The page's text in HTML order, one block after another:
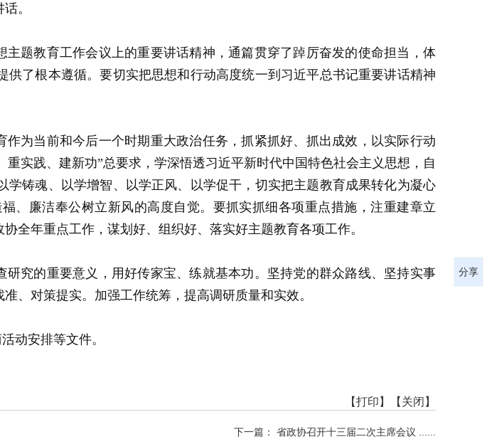
。
题教育工作会议上的重要讲话精神，通篇贯穿了踔厉奋发的使命担当，体
了根本遵循。要切实把思想和行动高度统一到习近平总书记重要讲话精神
为当前和今后一个时期重大政治任务，抓紧抓好、抓出成效，以实际行动
实践、建新功”总要求，学深悟透习近平新时代中国特色社会主义思想，自
铸魂、以学增智、以学正风、以学促干，切实把主题教育成果转化为凝心
、廉洁奉公树立新风的高度自觉。要抓实抓细各项重点措施，注重建章立
全年重点工作，谋划好、组织好、落实好主题教育各项工作。
究的重要意义，用好传家宝、练就基本功。坚持党的群众路线、坚持实事
、对策提实。加强工作统筹，提高调研质量和实效。
动安排等文件。
【打印】 【关闭】
下一篇： 省政协召开十三届二次主席会议 ......
分享